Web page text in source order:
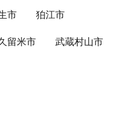
市 狛江市
留米市 武蔵村山市